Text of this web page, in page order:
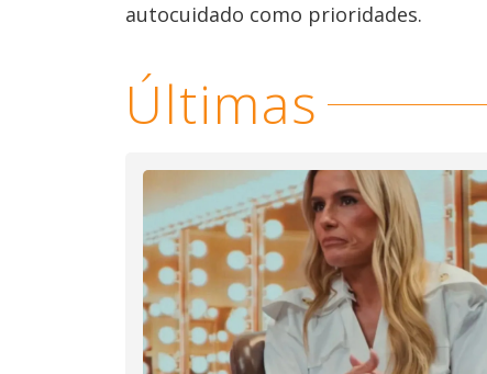
autocuidado como prioridades.
Últimas